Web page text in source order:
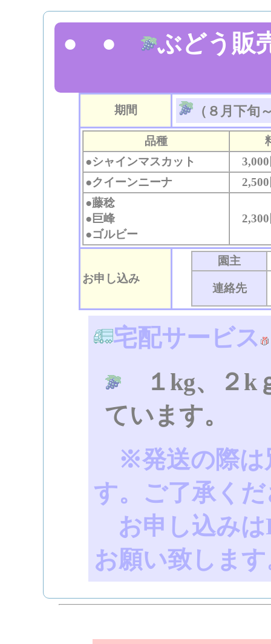
● ● ぶどう販
期間 （８月下
品種
●シャインマスカット
●クイーンニーナ
●藤稔
●巨峰
●ゴルビー
お申し込み
園主
連絡先
宅配サービス
１kg、２k
ています。
※発送の際は
す。ご了承く
お申し込みは
お願い致しま